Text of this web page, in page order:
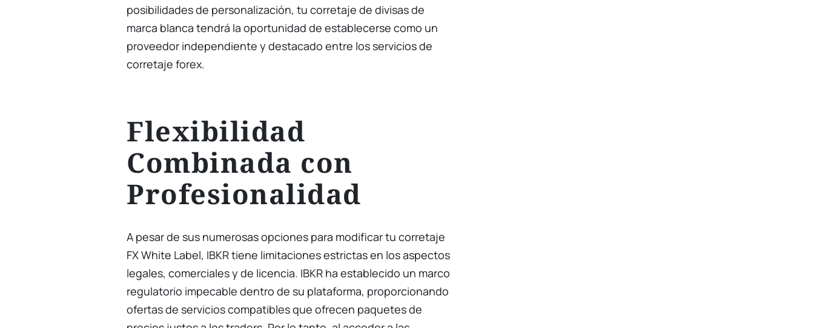
posibilidades de personalización, tu corretaje de divisas de
marca blanca tendrá la oportunidad de establecerse como un
proveedor independiente y destacado entre los servicios de
corretaje forex.
Flexibilidad
Combinada con
Profesionalidad
A pesar de sus numerosas opciones para modificar tu corretaje
FX White Label, IBKR tiene limitaciones estrictas en los aspectos
legales, comerciales y de licencia. IBKR ha establecido un marco
regulatorio impecable dentro de su plataforma, proporcionando
ofertas de servicios compatibles que ofrecen paquetes de